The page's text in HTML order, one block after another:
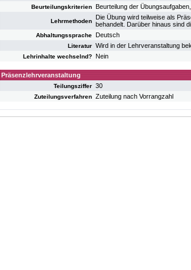
Beurteilungskriterien Beurteilung der
Lehrmethoden
Die Übung wird teilweise als
behandelt. Darüber hinaus sind
Abhaltungssprache Deutsch
Literatur Wird in der Lehrveranstaltung
Lehrinhalte wechselnd? Nein
Präsenzlehrveranstaltung
Teilungsziffer 30
Zuteilungsverfahren Zuteilung nach Vorrangzahl